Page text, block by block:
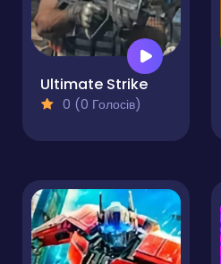
Ultimate Strike
0 (0 Голосів)